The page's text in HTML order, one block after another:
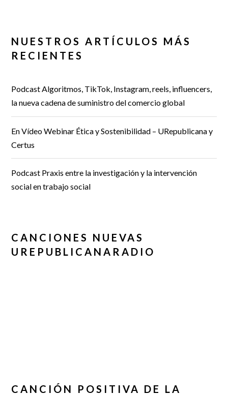
NUESTROS ARTÍCULOS MÁS
RECIENTES
Podcast Algoritmos, TikTok, Instagram, reels, influencers,
la nueva cadena de suministro del comercio global
En Vídeo Webinar Ética y Sostenibilidad – URepublicana y
Certus
Podcast Praxis entre la investigación y la intervención
social en trabajo social
CANCIONES NUEVAS
UREPUBLICANARADIO
CANCIÓN POSITIVA DE LA